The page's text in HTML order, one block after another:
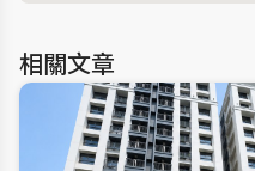
相關文章